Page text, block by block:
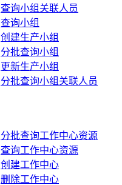
查询小组关联人员
查询小组
创建生产小组
分批查询小组
更新生产小组
分批查询小组关联人员
分批查询工作中心资源
查询工作中心资源
创建工作中心
删除工作中心